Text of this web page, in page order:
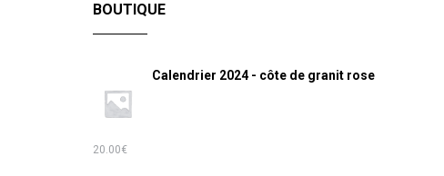
BOUTIQUE
Calendrier 2024 - côte de granit rose
20.00€